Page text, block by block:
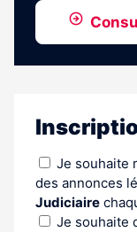
Je souhaite
des annonces
Judiciaire
Je souhaite